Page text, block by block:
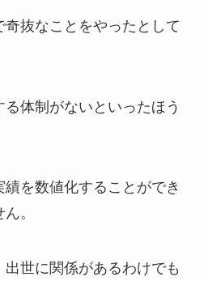
抜なことをやったとして
体制がないといったほう
を数値化することができ
。
世に関係があるわけでも